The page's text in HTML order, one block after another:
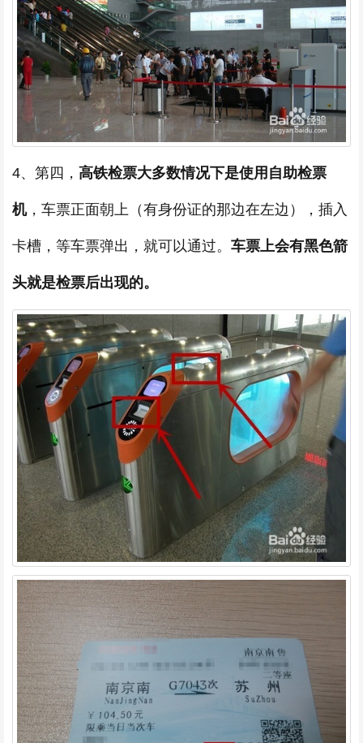
4、第四， 高铁检票大多数情况下是使用自助检票
机，车票正面朝上（有身份证的那边在左边），插入
卡槽，等车票弹出，就可以通过。 车票上会有黑色箭
头就是检票后出现的。